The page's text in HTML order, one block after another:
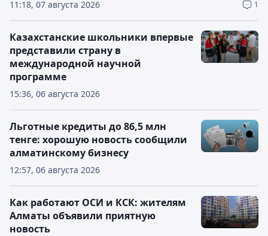
11:18, 07 августа 2026 1
15:36, 06 августа 2026
Казахстанские школьники впервые
представили страну в
международной научной
программе
12:57, 06 августа 2026
Льготные кредиты до 86,5 млн
тенге: хорошую новость сообщили
алматинскому бизнесу
Как работают ОСИ и КСК: жителям
Алматы объявили приятную
новость